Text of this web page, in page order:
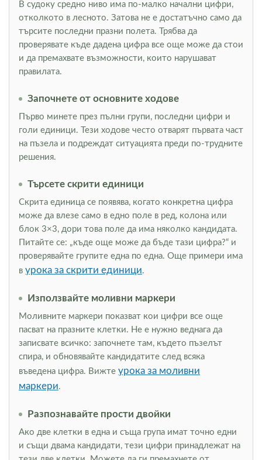
В судоку средно ниво има по-малко начални цифри,
отколкото в лесното. Затова не е достатъчно само да
търсите последни празни полета. Трябва да
проверявате къде дадена цифра все още може да стои
и да премахвате възможности, които нарушават
правилата.
Започнете от основните ходове
Първо минете през пълни групи, последни цифри и
голи единици. Тези ходове често отварят първата част
на пъзела и подреждат ситуацията преди по-трудните
решения.
Търсете скрити единици
Скрита единица се появява, когато конкретна цифра
може да влезе само в едно поле в ред, колона или
блок 3×3, дори това поле да има няколко кандидата.
Питайте се: „къде още може да бъде тази цифра?“ и
проверявайте групите една по една. Още примери има
в урока за скрити единици.
Използвайте моливни маркери
Моливните маркери показват кои цифри все още
пасват на празните клетки. Не е нужно веднага да
записвате всичко: започнете там, където пъзелът
спира, и обновявайте кандидатите след всяка
въведена цифра. Вижте урока за моливни
маркери.
Разпознавайте прости двойки
Ако две клетки в една и съща група имат точно едни
и същи двама кандидати, тези цифри принадлежат на